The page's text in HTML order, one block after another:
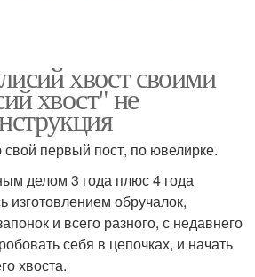
хвост своими
хвост" не
первый пост, по ювелирке.
делом 3 года плюс 4 года
изготовлением обручалок,
и всего разного, с недавнего
себя в цепочках, и начать
хвоста.